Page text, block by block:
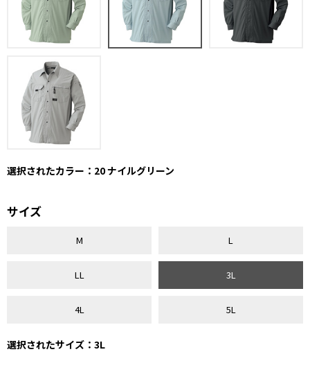
選択されたカラー：20 ナイルグリーン
サイズ
M L
LL 3L
4L 5L
選択されたサイズ：3L